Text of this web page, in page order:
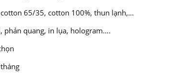
65/35, cotton 100%, thun lạnh,…
phản quang, in lụa, hologram….